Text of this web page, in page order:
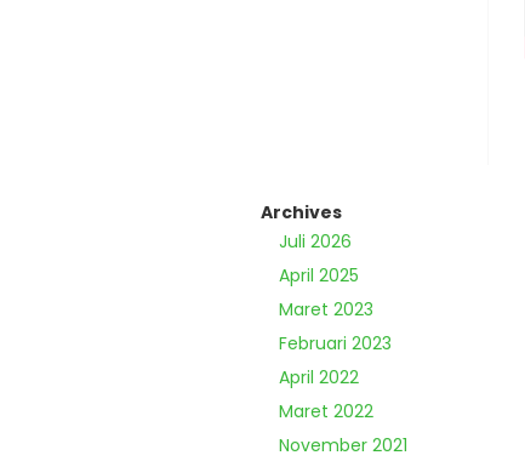
Archives
Juli 2026
April 2025
Maret 2023
Februari 2023
April 2022
Maret 2022
November 2021